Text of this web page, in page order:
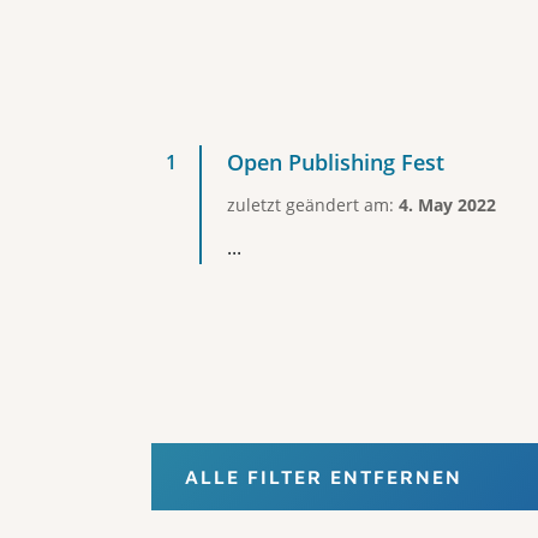
Open Publishing Fest
zuletzt geändert am: 4. May 2022
...
ALLE FILTER ENTFERNEN